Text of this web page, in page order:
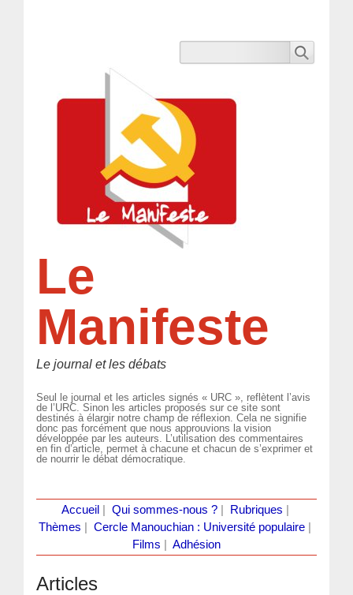
Le
Manifeste
Le journal et les débats
Seul le journal et les articles signés « URC », reflètent l’avis
de l’URC. Sinon les articles proposés sur ce site sont
destinés à élargir notre champ de réflexion. Cela ne signifie
donc pas forcément que nous approuvions la vision
développée par les auteurs. L’utilisation des commentaires
en fin d’article, permet à chacune et chacun de s’exprimer et
de nourrir le débat démocratique.
Accueil Qui sommes-nous ?| Rubriques
Thèmes
Cercle Manouchian : Université populaire
Films
Adhésion
Articles